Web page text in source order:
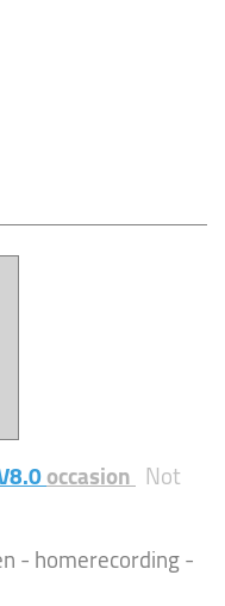
occasion Not
- homerecording -